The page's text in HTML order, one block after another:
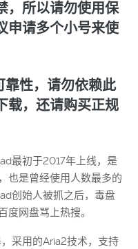
，所以请勿使用保
申请多个小号来使
靠性，请勿依赖此
载，还请购买正规
最初于2017年上线，是
也是曾经使用人数最多的
创始人被抓之后，毒盘
度网盘骂上热搜。
采用的Aria2技术，支持